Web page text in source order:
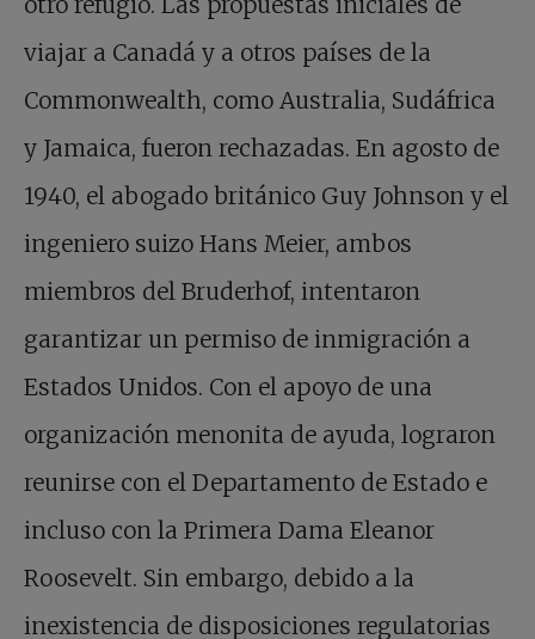
viajar a Canadá y a otros países de la
Commonwealth, como Australia, Sudáfrica
y Jamaica, fueron rechazadas. En agosto de
1940, el abogado británico Guy Johnson y el
ingeniero suizo Hans Meier, ambos
miembros del Bruderhof, intentaron
garantizar un permiso de inmigración a
Estados Unidos. Con el apoyo de una
organización menonita de ayuda, lograron
reunirse con el Departamento de Estado e
incluso con la Primera Dama Eleanor
Roosevelt. Sin embargo, debido a la
inexistencia de disposiciones regulatorias